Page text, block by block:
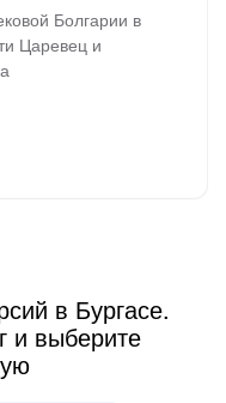
Болгарии в
Царевец и
в Бургасе.
и выберите